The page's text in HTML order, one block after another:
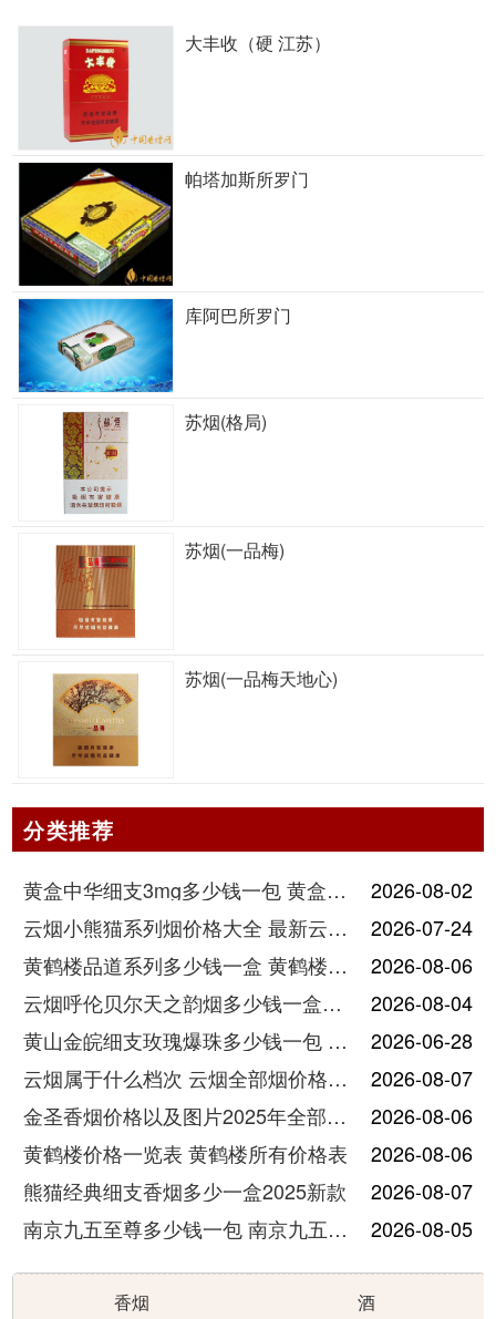
大丰收（硬 江苏）
帕塔加斯所罗门
库阿巴所罗门
苏烟(格局)
苏烟(一品梅)
苏烟(一品梅天地心)
分类推荐
黄盒中华细支3mg多少钱一包 黄盒中华细支3mg香烟价格查询
2026-08-02
云烟小熊猫系列烟价格大全 最新云烟小熊猫图片报价
2026-07-24
黄鹤楼品道系列多少钱一盒 黄鹤楼品道系列香烟价格表图片
2026-08-06
云烟呼伦贝尔天之韵烟多少钱一盒中支价格
2026-08-04
黄山金皖细支玫瑰爆珠多少钱一包 黄山金皖细支玫瑰爆珠2025最新价格
2026-06-28
云烟属于什么档次 云烟全部烟价格表大全
2026-08-07
金圣香烟价格以及图片2025年全部价格
2026-08-06
黄鹤楼价格一览表 黄鹤楼所有价格表
2026-08-06
熊猫经典细支香烟多少一盒2025新款
2026-08-07
南京九五至尊多少钱一包 南京九五至尊价格及图片
2026-08-05
香烟 酒